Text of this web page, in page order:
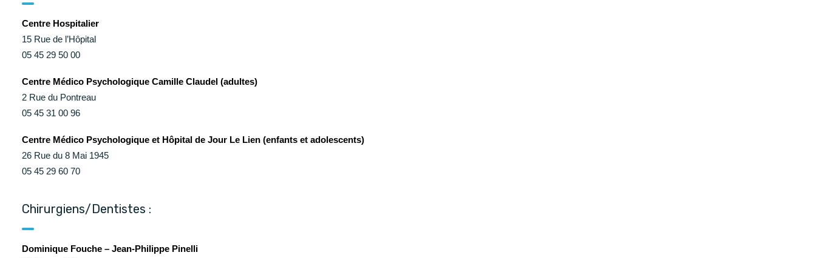
Centre hospitalier
Annuaire des professionnels de santé
Maison Départementale des Solidarités
Grandir
lycée)
Loisir, enfance, jeunesse
Centre Hospitalier
15 Rue de l’Hôpital
05 45 29 50 00
Centre Médico Psychologique Camille Claudel (adultes)
2 Rue du Pontreau
05 45 31 00 96
Centre Médico Psychologique et Hôpital de Jour Le Lien (enfants et adolescents)
26 Rue du 8 Mai 1945
05 45 29 60 70
Chirurgiens/Dentistes :
Dominique Fouche – Jean-Philippe Pinelli